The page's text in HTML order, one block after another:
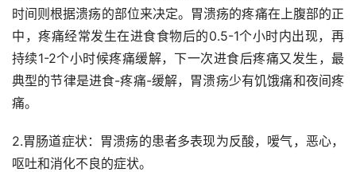
时间则根据溃疡的部位来决定。胃溃疡的疼痛在上腹部的正
中，疼痛经常发生在进食食物后的0.5-1个小时内出现，再
持续1-2个小时候疼痛缓解，下一次进食后疼痛又发生，最
典型的节律是进食-疼痛-缓解，胃溃疡少有饥饿痛和夜间疼
痛。
2.胃肠道症状：胃溃疡的患者多表现为反酸，嗳气，恶心，
呕吐和消化不良的症状。